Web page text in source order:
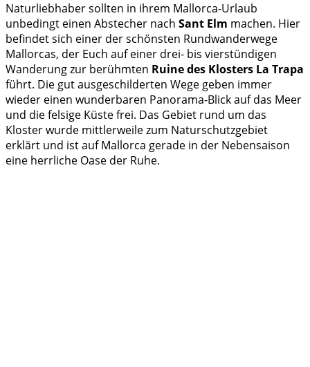
Naturliebhaber sollten in ihrem Mallorca-Urlaub
unbedingt einen Abstecher nach Sant Elm machen. Hier
befindet sich einer der schönsten Rundwanderwege
Mallorcas, der Euch auf einer drei- bis vierstündigen
Wanderung zur berühmten Ruine des Klosters La Trapa
führt. Die gut ausgeschilderten Wege geben immer
wieder einen wunderbaren Panorama-Blick auf das Meer
und die felsige Küste frei. Das Gebiet rund um das
Kloster wurde mittlerweile zum Naturschutzgebiet
erklärt und ist auf Mallorca gerade in der Nebensaison
eine herrliche Oase der Ruhe.